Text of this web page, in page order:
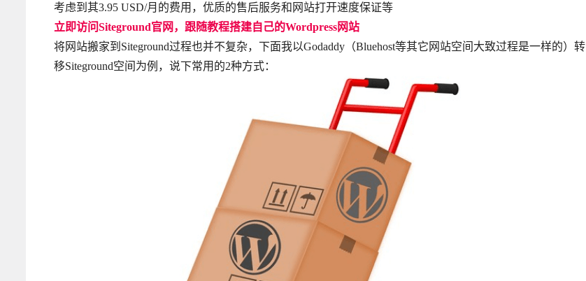
考虑到其3.95 USD/月的费用，优质的售后服务和网站打开速度保证等
立即访问Siteground官网，跟随教程搭建自己的Wordpress网站
将网站搬家到Siteground过程也并不复杂，下面我以Godaddy（Bluehost等其它网站空间大致过程是一样的）转
移Siteground空间为例，说下常用的2种方式：